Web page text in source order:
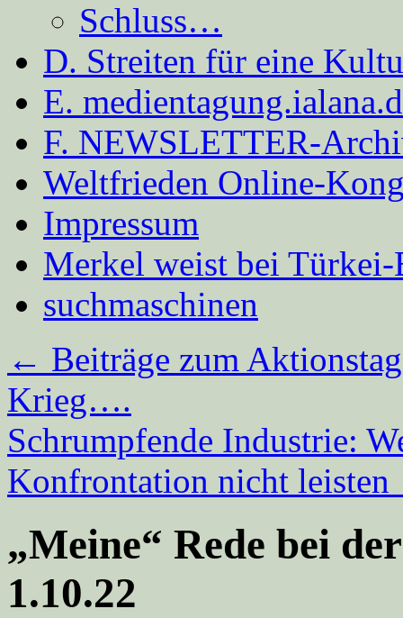
Schluss…
D. Streiten für eine
E.
F. NEWSLETTER-
Weltfrieden Online-
Impressum
Merkel weist bei
suchmaschinen
← Beiträge zum
Krieg….
Schrumpfende Industrie:
Konfrontation nicht leisten
„Meine“ Rede bei
1.10.22